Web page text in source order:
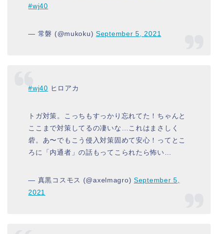
#wj40
— 常磐 (@mukoku) September 5, 2021
#wj40 ヒロアカ
トガ対策。こっちもすっかり忘れてた！ちゃんと
ここまで対策してるの凄いな…これはまさしく
砦。あ〜でもこう侵入対策固めて安心！ってとこ
ろに「内通者」の話もってこられたら怖い…
— 真黒コスモス (@axelmagro)September 5,
2021